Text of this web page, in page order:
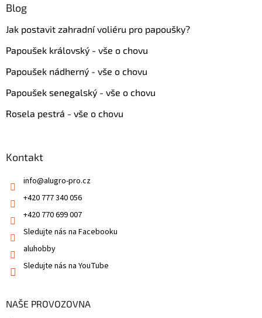
Blog
Jak postavit zahradní voliéru pro papoušky?
Papoušek královský - vše o chovu
Papoušek nádherný - vše o chovu
Papoušek senegalský - vše o chovu
Rosela pestrá - vše o chovu
Kontakt
info@alugro-pro.cz
+420 777 340 056
+420 770 699 007
Sledujte nás na Facebooku
aluhobby
Sledujte nás na YouTube
NAŠE PROVOZOVNA